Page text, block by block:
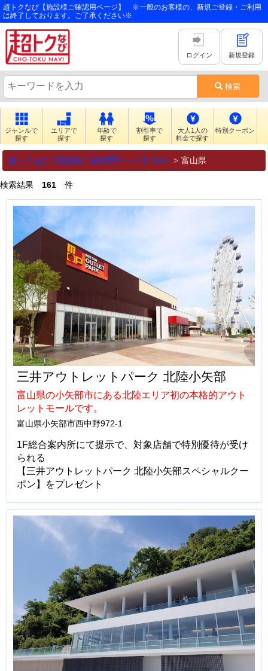
超トクなび【施設様ご確認用ページ】 ※一般のお客様の、新規ご登録・ご利用
は終了しております。ご了承ください※
検索
ログイン 新規登録
ジャンルで
探す
エリアで
探す
年齢で
探す
割引率で
探す
大人1人の
料金で探す
特別クーポン
超トクなび【施設様ご確認用ページ】TOP 富山県
検索結果 161 件
三井アウトレットパーク 北陸小矢部
富山県の小矢部市にある北陸エリア初の本格的アウト
レットモールです。
富山県小矢部市西中野972-1
1F総合案内所にて提示で、対象店舗で特別優待が受け
られる
【三井アウトレットパーク 北陸小矢部スペシャルクー
ポン】をプレゼント